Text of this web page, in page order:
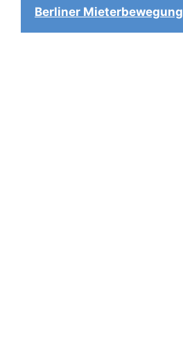
Berliner Mieterbewegung